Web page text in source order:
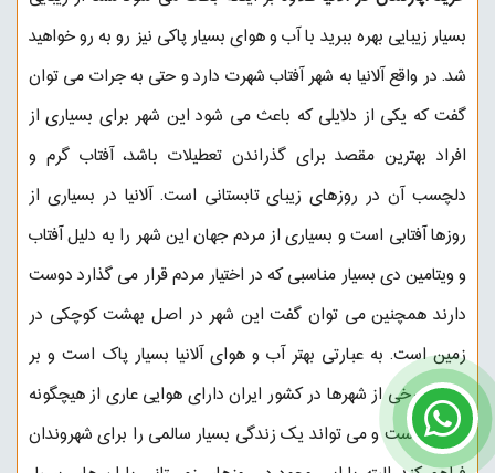
بسیار زیبایی بهره ببرید با آب و هوای بسیار پاکی نیز رو به رو خواهید
شد. در واقع آلانیا به شهر آفتاب شهرت دارد و حتی به جرات می توان
گفت که یکی از دلایلی که باعث می شود این شهر برای بسیاری از
افراد بهترین مقصد برای گذراندن تعطیلات باشد، آفتاب گرم و
دلچسب آن در روزهای زیبای تابستانی است. آلانیا در بسیاری از
روزها آفتابی است و بسیاری از مردم جهان این شهر را به دلیل آفتاب
و ویتامین دی بسیار مناسبی که در اختیار مردم قرار می گذارد دوست
دارند همچنین می توان گفت این شهر در اصل بهشت کوچکی در
زمین است. به عبارتی بهتر آب و هوای آلانیا بسیار پاک است و بر
عکس برخی از شهرها در کشور ایران دارای هوایی عاری از هیچگونه
آلودگی است و می تواند یک زندگی بسیار سالمی را برای شهروندان